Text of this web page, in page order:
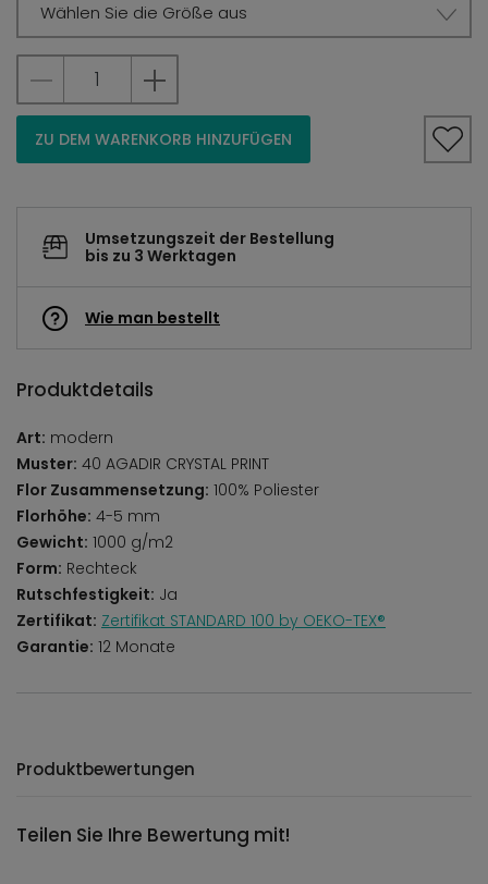
Wählen Sie die Größe aus
ZU DEM WARENKORB HINZUFÜGEN
Umsetzungszeit der Bestellung
bis zu 3 Werktagen
Wie man bestellt
Produktdetails
Art: modern
Muster: 40 AGADIR CRYSTAL PRINT
Flor Zusammensetzung: 100% Poliester
Florhöhe: 4-5 mm
Gewicht: 1000 g/m2
Form: Rechteck
Rutschfestigkeit: Ja
Zertifikat: Zertifikat STANDARD 100 by OEKO-TEX®
Garantie: 12 Monate
Produktbewertungen
Teilen Sie Ihre Bewertung mit!